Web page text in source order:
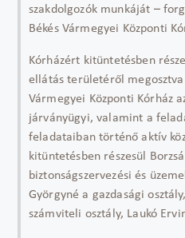
szakdolgozók munkáját –
Békés Vármegyei Központi
Kórházért kitüntetésben
ellátás területéről megosztva
Vármegyei Központi Kórház
járványügyi, valamint a
feladataiban történő aktív
kitüntetésben részesül
biztonságszervezési és
Györgyné a gazdasági
számviteli osztály, Laukó